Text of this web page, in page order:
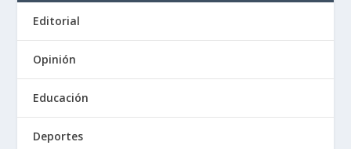
Editorial
Opinión
Educación
Deportes